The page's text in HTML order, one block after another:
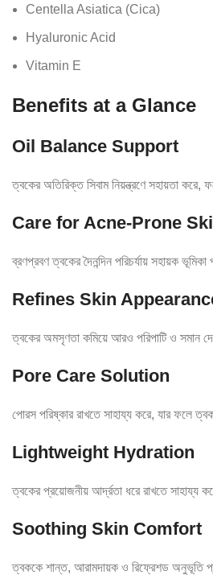
Centella Asiatica (Cica)
Hyaluronic Acid
Vitamin E
Benefits at a Glance
Oil Balance Support
ত্বকের অতিরিক্ত সিবাম নিয়ন্ত্রণে সহায়তা
Care for Acne-Prone
ব্রণপ্রবণ ত্বকের দৈনন্দিন পরিচর্যায় সহায়ক
Refines Skin
ত্বকের অমসৃণতা কমিয়ে আরও পরিপাটি ও সমান
Pore Care Solution
পোরস পরিষ্কার রাখতে সাহায্য করে, যার ফলে
Lightweight Hydration
ত্বকের প্রয়োজনীয় আর্দ্রতা ধরে রাখতে সাহায্য
Soothing Skin Comfort
ত্বককে শান্ত, আরামদায়ক ও রিফ্রেশড অনুভূতি